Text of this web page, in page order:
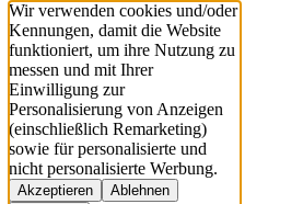
Wir verwenden cookies und/oder
Kennungen, damit die Website
funktioniert, um ihre Nutzung zu
messen und mit Ihrer
Einwilligung zur
Personalisierung von Anzeigen
(einschließlich Remarketing)
sowie für personalisierte und
nicht personalisierte Werbung.
Akzeptieren
Ablehnen